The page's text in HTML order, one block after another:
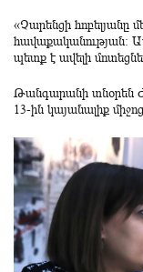
«Չարենցի հոբելյանը
հավաքականության:
պետք է ավելի
Թանգարանի տնօրեն
13-ին կայանալիք